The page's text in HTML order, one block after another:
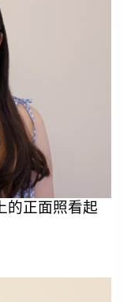
的正面照看起